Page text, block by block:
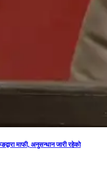
माफी, अनुसन्धान जारी रहेको